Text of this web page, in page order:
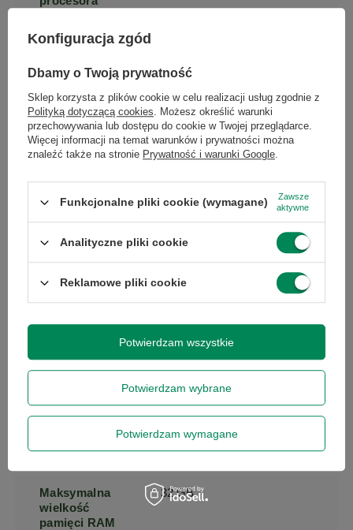
Taktowanie
procesora
Typ matrycy IPS
pamięci RAM
podręczna
procesora
procesora
Liczba rdzeni
2
SSD
Maksymalna
wielkość
pamięci RAM
32 GB
Konfiguracja zgód
Dbamy o Twoją prywatność
Sklep korzysta z plików cookie w celu realizacji usług zgodnie z
Polityką dotyczącą cookies. Możesz określić warunki
przechowywania lub dostępu do cookie w Twojej przeglądarce.
Więcej informacji na temat warunków i prywatności można
znaleźć także na stronie Prywatność i warunki Google.
Funkcjonalne pliki cookie (wymagane)
Zawsze
aktywne
Analityczne pliki cookie
Reklamowe pliki cookie
Potwierdzam wybrane
Potwierdzam wymagane
Potwierdzam wszystkie